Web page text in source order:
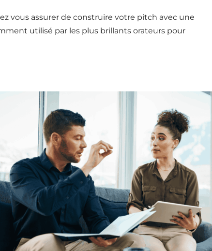
vous assurer de construire votre pitch avec une
utilisé par les plus brillants orateurs pour